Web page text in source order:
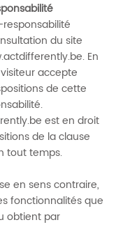
du site
. En
accepte
de cette
est en droit
de la clause
tout temps.
en sens contraire,
fonctionnalités que
obtient par